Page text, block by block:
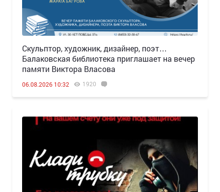
Скульптор, художник, дизайнер, поэт…
Балаковская библиотека приглашает на вечер
памяти Виктора Власова
06.08.2026 10:32 1920